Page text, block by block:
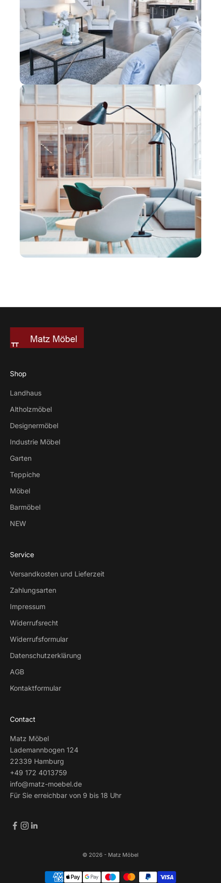
Shop
Landhaus
Altholzmöbel
Designermöbel
Industrie Möbel
Garten
Teppiche
Möbel
Barmöbel
NEW
Service
Versandkosten und Lieferzeit
Zahlungsarten
Impressum
Widerrufsrecht
Widerrufsformular
Datenschutzerklärung
AGB
Kontaktformular
Contact
Matz Möbel
Lademannbogen 124
22339 Hamburg
+49 172 4013759
info@matz-moebel.de
Für Sie erreichbar von 9 bis 18 Uhr
© 2026 - Matz Möbel